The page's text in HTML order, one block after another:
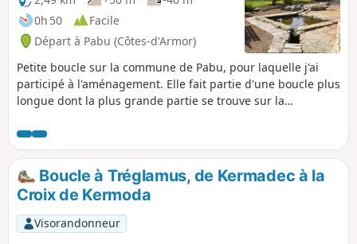
0h 50
Facile
Départ à Pabu (Côtes-d'Armor)
Petite boucle sur la commune de Pabu, pour laquelle j'ai
participé à l'aménagement. Elle fait partie d'une boucle plus
longue dont la plus grande partie se trouve sur la
été labellisée par la Fédération Française de Randonnée.
Sentier balisé en Jaune.
Boucle à Tréglamus, de Kermadec à la
Croix de Kermoda
Visorandonneur